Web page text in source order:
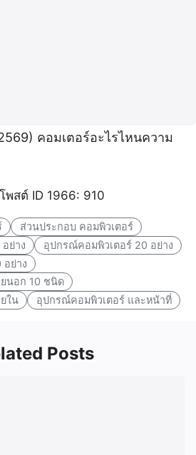
คอมเตอร์อะไรไหนความ
สต์ ID 1966: 910
ส่วนประกอบ คอมพิวเตอร์
ย่าง
อุปกรณ์คอมพิวเตอร์ 20 อย่าง
ย่าง
นอก 10 ชนิด
ใน
อุปกรณ์คอมพิวเตอร์ และหน้าที่
Posts